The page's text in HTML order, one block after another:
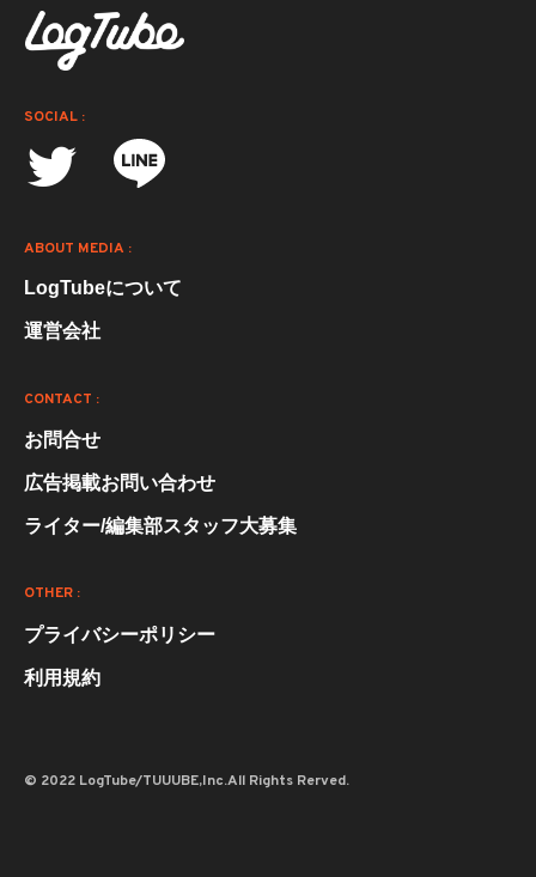
SOCIAL :
ABOUT MEDIA :
LogTubeについて
運営会社
CONTACT :
お問合せ
広告掲載お問い合わせ
ライター/編集部スタッフ大募集
OTHER :
プライバシーポリシー
利用規約
© 2022 LogTube/TUUUBE,Inc.All Rights Rerved.